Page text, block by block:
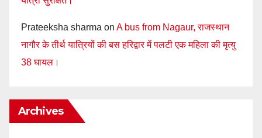
Prateeksha sharma on A bus from Nagaur, राजस्थान
नागौर के तीर्थ यात्रियों की बस हरिद्वार में पलटी एक महिला की मृत्यु
38 घायल।
Archives